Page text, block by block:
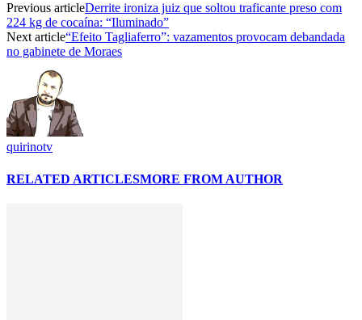
Previous articleDerrite ironiza juiz que soltou traficante preso com
224 kg de cocaína: “Iluminado”
Next article“Efeito Tagliaferro”: vazamentos provocam debandada
no gabinete de Moraes
quirinotv
RELATED ARTICLESMORE FROM AUTHOR